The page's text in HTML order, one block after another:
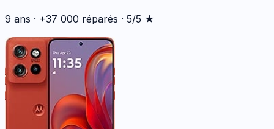
9 ans · +37 000 réparés · 5/5 ★